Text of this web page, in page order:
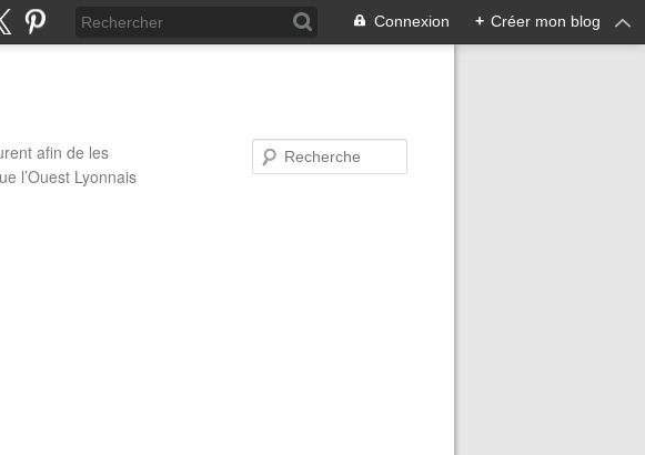
Connexion + Créer mon blog
afin de les
l’Ouest Lyonnais